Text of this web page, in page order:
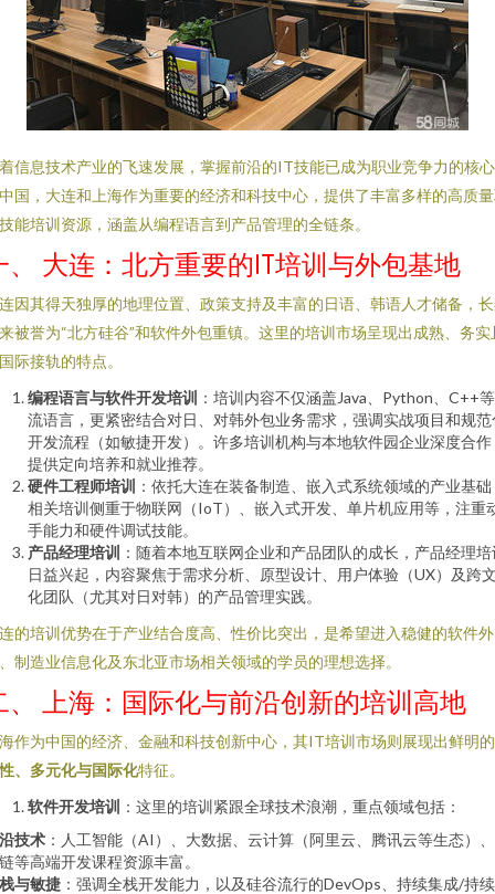
信息技术产业的飞速发展，掌握前沿的IT技能已成为职业竞争力的核
国，大连和上海作为重要的经济和科技中心，提供了丰富多样的高质
能培训资源，涵盖从编程语言到产品管理的全链条。
、 大连：北方重要的IT培训与外包基地
因其得天独厚的地理位置、政策支持及丰富的日语、韩语人才储备，
被誉为“北方硅谷”和软件外包重镇。这里的培训市场呈现出成熟、务实
际接轨的特点。
编程语言与软件开发培训 ：培训内容不仅涵盖Java、Python、C++
流语言，更紧密结合对日、对韩外包业务需求，强调实战项目和规范
开发流程（如敏捷开发）。许多培训机构与本地软件园企业深度合作
提供定向培养和就业推荐。
硬件工程师培训 ：依托大连在装备制造、嵌入式系统领域的产业基础
相关培训侧重于物联网（IoT）、嵌入式开发、单片机应用等，注重
手能力和硬件调试技能。
产品经理培训 ：随着本地互联网企业和产品团队的成长，产品经理培
日益兴起，内容聚焦于需求分析、原型设计、用户体验（UX）及跨
化团队（尤其对日对韩）的产品管理实践。
的培训优势在于产业结合度高、性价比突出，是希望进入稳健的软件外
制造业信息化及东北亚市场相关领域的学员的理想选择。
、 上海：国际化与前沿创新的培训高地
作为中国的经济、金融和科技创新中心，其IT培训市场则展现出鲜明的
、多元化与国际化特征。
软件开发培训 ：这里的培训紧跟全球技术浪潮，重点领域包括：
技术 ：人工智能（AI）、大数据、云计算（阿里云、腾讯云等生态）
等高端开发课程资源丰富。
与敏捷 ：强调全栈开发能力，以及硅谷流行的DevOps、持续集成/持